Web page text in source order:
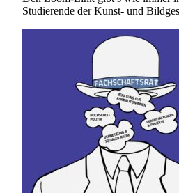
Studierende der Kunst- und